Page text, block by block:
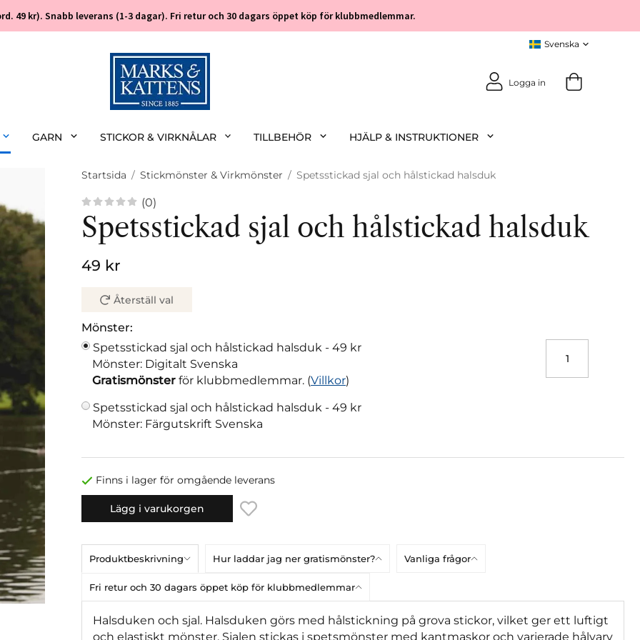
49 kr). Snabb leverans (1-3 dagar). Fri retur och 30 dagars öppet köp för klubbmedlemmar.
Logga in
GARN STICKOR & VIRKNÅLAR TILLBEHÖR HJÄLP & INSTRUKTIONER
Startsida / Stickmönster & Virkmönster / Spetsstickad sjal och hålstickad halsduk
(0)
Spetsstickad sjal och hålstickad halsduk
49 kr
Återställ val
Mönster:
Spetsstickad sjal och hålstickad halsduk - 49 kr
Mönster: Digitalt Svenska
Gratismönster för klubbmedlemmar. (Villkor)
Spetsstickad sjal och hålstickad halsduk - 49 kr
Mönster: Färgutskrift Svenska
Finns i lager för omgående leverans
Lägg i varukorgen
Produktbeskrivning Hur laddar jag ner gratismönster? Vanliga frågor
Fri retur och 30 dagars öppet köp för klubbmedlemmar
Halsduken och sjal. Halsduken görs med hålstickning på grova stickor, vilket ger ett luftigt
och elastiskt mönster. Sjalen stickas i spetsmönster med kantmaskor och varierade hålvarv